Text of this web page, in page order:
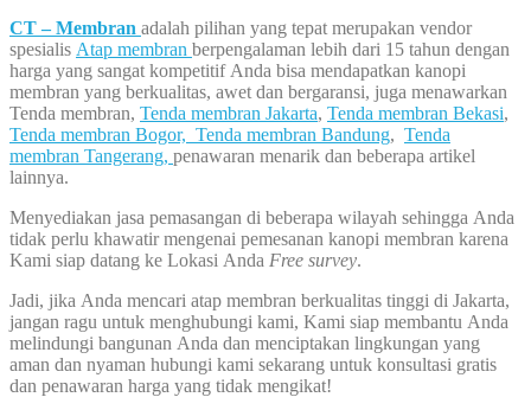
CT – Membran adalah pilihan yang tepat merupakan vendor
spesialis Atap membran berpengalaman lebih dari 15 tahun dengan
harga yang sangat kompetitif Anda bisa mendapatkan kanopi
membran yang berkualitas, awet dan bergaransi, juga menawarkan
Tenda membran, Tenda membran Jakarta, Tenda membran Bekasi,
Tenda membran Bogor, Tenda membran Bandung, Tenda
membran Tangerang, penawaran menarik dan beberapa artikel
lainnya.
Menyediakan jasa pemasangan di beberapa wilayah sehingga Anda
tidak perlu khawatir mengenai pemesanan kanopi membran karena
Kami siap datang ke Lokasi Anda Free survey.
Jadi, jika Anda mencari atap membran berkualitas tinggi di Jakarta,
jangan ragu untuk menghubungi kami, Kami siap membantu Anda
melindungi bangunan Anda dan menciptakan lingkungan yang
aman dan nyaman hubungi kami sekarang untuk konsultasi gratis
dan penawaran harga yang tidak mengikat!